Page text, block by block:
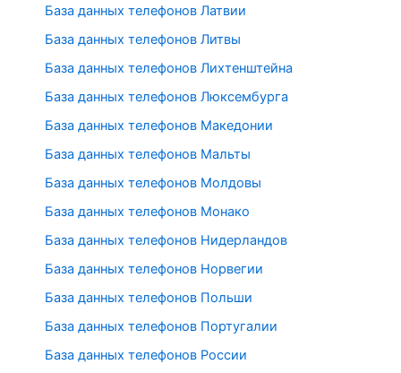
База данных телефонов Латвии
База данных телефонов Литвы
База данных телефонов Лихтенштейна
База данных телефонов Люксембурга
База данных телефонов Македонии
База данных телефонов Мальты
База данных телефонов Молдовы
База данных телефонов Монако
База данных телефонов Нидерландов
База данных телефонов Норвегии
База данных телефонов Польши
База данных телефонов Португалии
База данных телефонов России